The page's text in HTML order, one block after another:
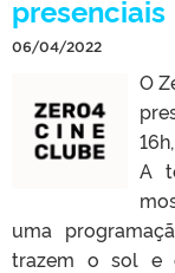
presenciais
06/04/2022
O
A
uma
trazem o sol e